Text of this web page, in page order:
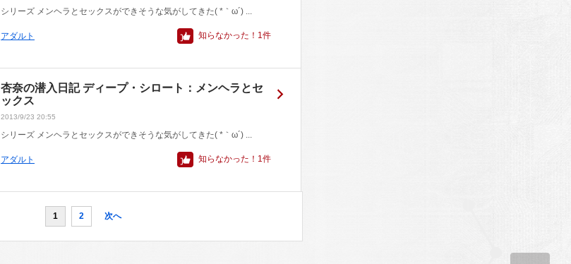
シリーズ メンヘラとセックスができそうな気がしてきた( *｀ω´) ...
アダルト 知らなかった！ 1件
杏奈の潜入日記 ディープ・シロート：メンヘラとセ
ックス
2013/9/23 20:55
シリーズ メンヘラとセックスができそうな気がしてきた( *｀ω´) ...
アダルト 知らなかった！ 1件
1 2 次へ